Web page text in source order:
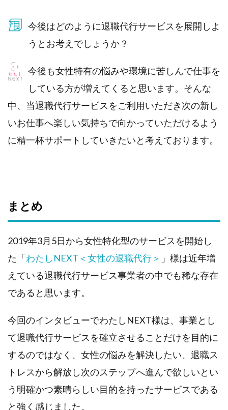
今後はどのように退職代行サービスを展開しよ
うとお考えでしょうか？
今後も女性特有の悩みや環境に苦しんで仕事を
している方が増えてくると思います。そんな
中、当退職代行サービスをご利用いただき次の新し
いお仕事へ楽しい気持ちで向かっていただけるよう
に精一杯サポートしていきたいと考えております。
まとめ
2019年3月5日から女性特化型のサービスを開始し
た「わたしNEXT＜女性の退職代行＞ 」様は近年増
えている退職代行サービス事業者の中でも稀な存在
であると思います。
今回のインタビューでわたしNEXT様は、事業とし
て退職代行サービスを確立させることだけを目的に
するのではなく、女性の悩みを解決したい、退職ス
トレスから解放し次のステップへ進んで欲しいとい
う明確かつ素晴らしい目的を持ったサービスである
と強く感じました。